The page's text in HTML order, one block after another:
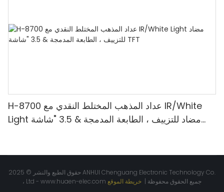
H-8700 عداد المذهب المختلط النقدي مع IR/White
Light مضاد للتزييف ، الطابعة المدمجة & 3.5 "شاشة
حقوق الطبع والنشر © 2025 ANHUI Chenguang Electronic Technology Co.
، Ltd - www.huaen-elec.com جميع الحقوق محفوظة | خريطة الموقع